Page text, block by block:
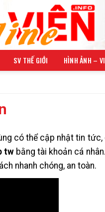
SV THẾ GIỚI HÌNH ẢNH –
có thể cập nhật tin tức,
twbằng tài khoản cá
nhanh chóng, an toàn.